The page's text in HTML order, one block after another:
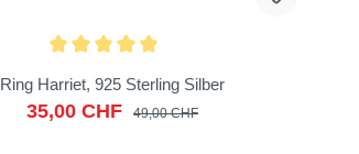
Ring Harriet, 925 Sterling Silber
35,00 CHF 49,00 CHF